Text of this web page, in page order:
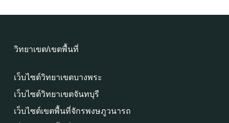
วิทยาเขต/เขตพื้นที่
เว็บไซต์วิทยาเขตบางพระ
เว็บไซต์วิทยาเขตจันทบุรี
เว็บไซต์เขตพื้นที่จักรพงษภูวนารถ